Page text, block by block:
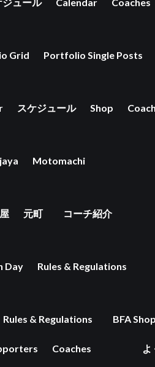
Grid Portfolio Single Posts
スケジュール Shop
Motomachi
元町 コーチ紹介
Day Rules & Regulations
Rules & Regulations BFA Shop
Coaches
よ